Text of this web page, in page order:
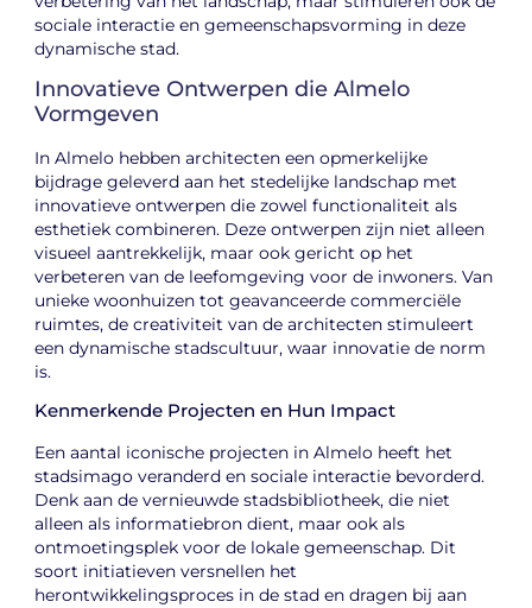
sociale interactie en gemeenschapsvorming in deze
dynamische stad.
Innovatieve Ontwerpen die Almelo
Vormgeven
In Almelo hebben architecten een opmerkelijke
bijdrage geleverd aan het stedelijke landschap met
innovatieve ontwerpen die zowel functionaliteit als
esthetiek combineren. Deze ontwerpen zijn niet alleen
visueel aantrekkelijk, maar ook gericht op het
verbeteren van de leefomgeving voor de inwoners. Van
unieke woonhuizen tot geavanceerde commerciële
ruimtes, de creativiteit van de architecten stimuleert
een dynamische stadscultuur, waar innovatie de norm
is.
Kenmerkende Projecten en Hun Impact
Een aantal iconische projecten in Almelo heeft het
stadsimago veranderd en sociale interactie bevorderd.
Denk aan de vernieuwde stadsbibliotheek, die niet
alleen als informatiebron dient, maar ook als
ontmoetingsplek voor de lokale gemeenschap. Dit
soort initiatieven versnellen het
herontwikkelingsproces in de stad en dragen bij aan